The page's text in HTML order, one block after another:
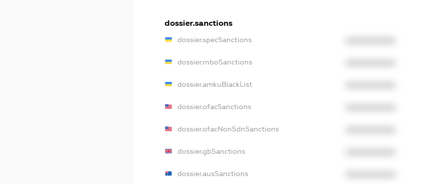
dossier.sanctions
dossier.specSanctions
dossier.rnboSanctions
dossier.amkuBlackList
dossier.ofacSanctions
dossier.ofacNonSdnSanctions
dossier.gbSanctions
dossier.ausSanctions